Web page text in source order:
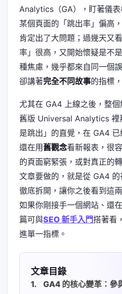
Analytics（GA），盯著儀
某個頁面的「跳出率」偏高
肯定出了大問題；過幾天又
率」很高，又開始懷疑是不
種焦慮，幾乎都來自同一個
卻講著完全不同故事的指標
尤其在 GA4 上線之後，整個
舊版 Universal Analytics 裡
是跳出」的直覺，在 GA4
還在用舊觀念看新報表，很
的頁面窮緊張，或對真正的
文章要做的，就是從 GA4
徹底拆開，讓你之後看到這
如果你剛接手一個網站、還
篇可與SEO 新手入門搭著看
進單一指標。
文章目錄
GA4 的核心變革：參